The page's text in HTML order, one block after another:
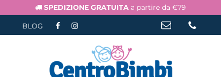
SPEDIZIONE GRATUITA a partire da €79
BLOG